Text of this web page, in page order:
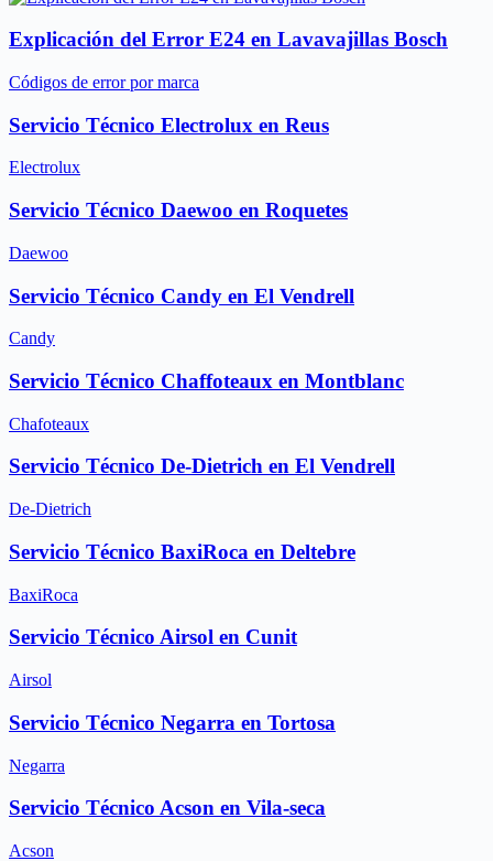
Explicación del Error E24 en Lavavajillas Bosch
Códigos de error por marca
Servicio Técnico Electrolux en Reus
Electrolux
Servicio Técnico Daewoo en Roquetes
Daewoo
Servicio Técnico Candy en El Vendrell
Candy
Servicio Técnico Chaffoteaux en Montblanc
Chafoteaux
Servicio Técnico De-Dietrich en El Vendrell
De-Dietrich
Servicio Técnico BaxiRoca en Deltebre
BaxiRoca
Servicio Técnico Airsol en Cunit
Airsol
Servicio Técnico Negarra en Tortosa
Negarra
Servicio Técnico Acson en Vila-seca
Acson